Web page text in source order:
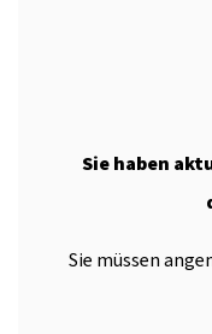
Sie haben
Sie müssen